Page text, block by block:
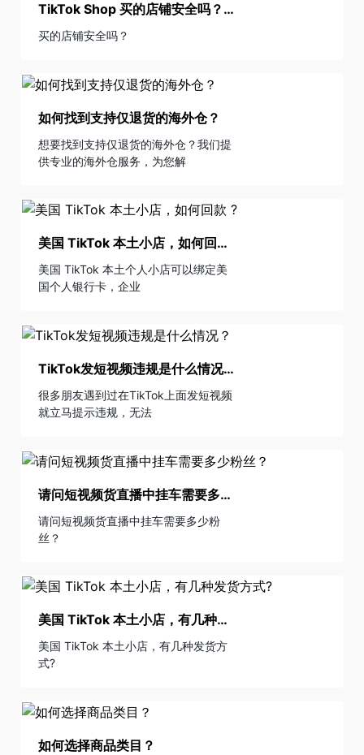
TikTok Shop 买的店铺安全吗？还是自己注册比较好？
买的店铺安全吗？
如何找到支持仅退货的海外仓？
想要找到支持仅退货的海外仓？我们提
供专业的海外仓服务，为您解
美国 TikTok 本土小店，如何回款 ?
美国 TikTok 本土个人小店可以绑定美
国个人银行卡，企业
TikTok发短视频违规是什么情况？
很多朋友遇到过在TikTok上面发短视频
就立马提示违规，无法
请问短视频货直播中挂车需要多少粉丝？
请问短视频货直播中挂车需要多少粉
丝？
美国 TikTok 本土小店，有几种发货方式?
美国 TikTok 本土小店，有几种发货方
式?
如何选择商品类目？